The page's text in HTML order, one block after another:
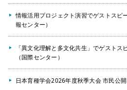
情報活用プロジェクト演習でゲストスピ
報センター）
「異文化理解と多文化共生」でゲストス
（国際センター）
日本育種学会2026年度秋季大会 市民公